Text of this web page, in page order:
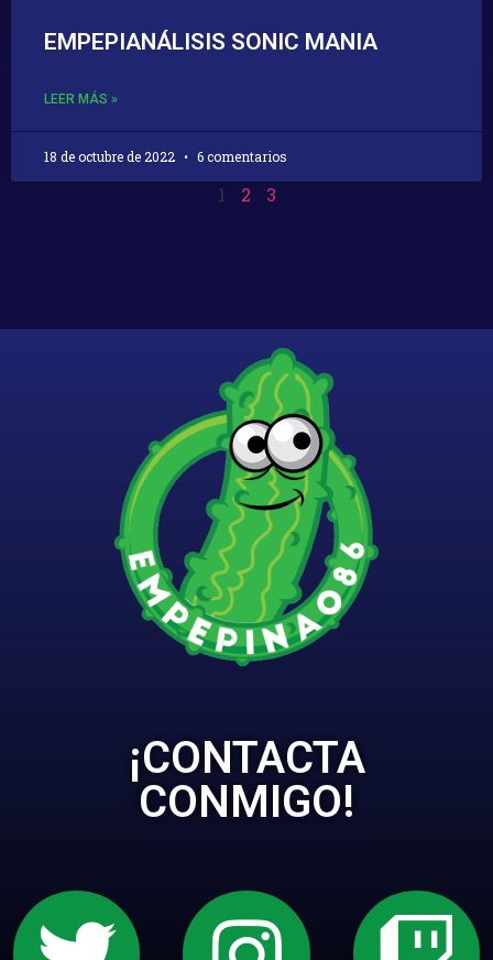
EMPEPIANÁLISIS SONIC MANIA
LEER MÁS »
18 de octubre de 2022 6 comentarios
1 2 3
¡CONTACTA
CONMIGO!